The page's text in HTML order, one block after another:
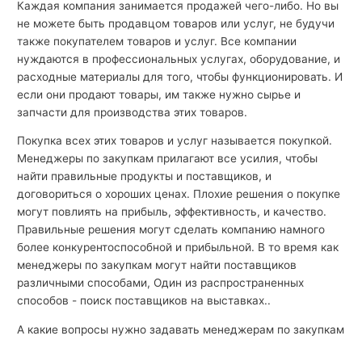
Каждая компания занимается продажей чего-либо. Но вы
не можете быть продавцом товаров или услуг, не будучи
также покупателем товаров и услуг. Все компании
нуждаются в профессиональных услугах, оборудование, и
расходные материалы для того, чтобы функционировать. И
если они продают товары, им также нужно сырье и
запчасти для производства этих товаров.
Покупка всех этих товаров и услуг называется покупкой.
Менеджеры по закупкам прилагают все усилия, чтобы
найти правильные продукты и поставщиков, и
договориться о хороших ценах. Плохие решения о покупке
могут повлиять на прибыль, эффективность, и качество.
Правильные решения могут сделать компанию намного
более конкурентоспособной и прибыльной. В то время как
менеджеры по закупкам могут найти поставщиков
различными способами, Один из распространенных
способов - поиск поставщиков на выставках..
А какие вопросы нужно задавать менеджерам по закупкам